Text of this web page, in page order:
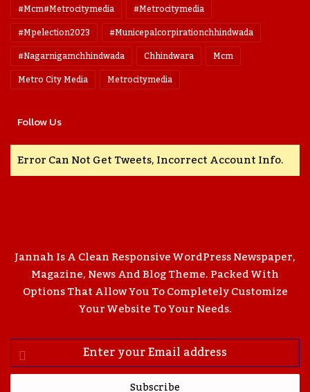
#mcm#metrocitymedia
#metrocitymedia
#mpelection2023
#municepalcorpirationchhindwada
#nagarnigamchhindwada
Chhindwara
Mcm
Metro City Media
Metrocitymedia
Follow Us
Error Can Not Get Tweets, Incorrect Account Info.
Jannah Is A Clean Responsive WordPress Newspaper,
Magazine, News And Blog Theme. Packed With
Options That Allow You To Completely Customize
Your Website To Your Needs.
Enter
Your
Email